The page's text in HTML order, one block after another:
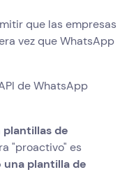
que las empresas
vez que WhatsApp
de WhatsApp
de
"proactivo" es
una plantilla de